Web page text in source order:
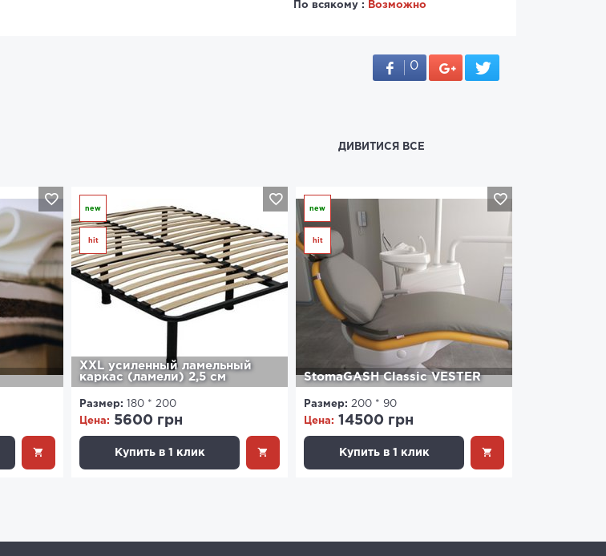
По всякому :
Возможно
0
ДИВИТИСЯ ВСЕ
new
hit
XXL усиленный ламельный
каркас (ламели) 2,5 см
Размер: 180 * 200
Цена:
5600 грн
Купить в 1 клик
new
hit
StomaGASH Classic VESTER
Размер: 200 * 90
Цена: 14500 грн
Купить в 1 клик